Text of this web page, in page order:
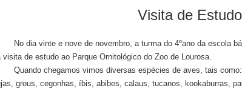
Visita de Estudo
No dia vinte e nove de novembro, a turma do 4ºano da escola
visita de estudo ao Parque Ornitológico do Zoo de Lourosa.
Quando chegamos vimos diversas espécies de aves, tais
grous, cegonhas, íbis, abibes, calaus, tucanos, kookaburras,